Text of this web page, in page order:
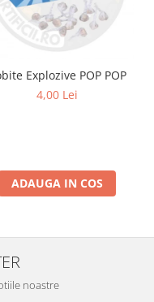
Explozive POP POP
4,00 Lei
ADAUGA IN COS
noastre